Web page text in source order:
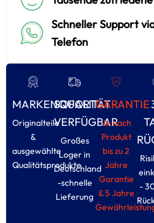
Schneller Support
Telefon
MARKENQUALITÄT
Originalteile
&
ausgewählte
Qualitätsprodukte
SOFORT
VERFÜGBAR
Großes
Loger in
Deutschland
-schnelle
Lieferung
GARANTIE
Je nach
Produkt
bis zu 2
Jahre
Garantie
& 5 Jahre
-